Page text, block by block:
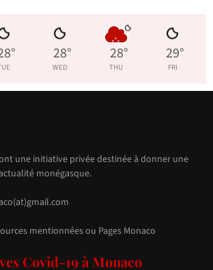
° 28°
WED
28°
THU
29°
FRI
une initiative privée destinée à donner une
monégasque.
mentionnées ou Pages Monaco
Covid-19 à Monaco